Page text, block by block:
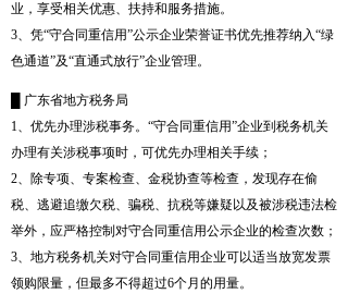
业，享受相关优惠、扶持和服务措施。
3、凭“守合同重信用”公示企业荣誉证书优先推荐纳入“绿
色通道”及“直通式放行”企业管理。
█ 广东省地方税务局
1、优先办理涉税事务。“守合同重信用”企业到税务机关
办理有关涉税事项时，可优先办理相关手续；
2、除专项、专案检查、金税协查等检查，发现存在偷
税、逃避追缴欠税、骗税、抗税等嫌疑以及被涉税违法检
举外，应严格控制对守合同重信用公示企业的检查次数；
3、地方税务机关对守合同重信用企业可以适当放宽发票
领购限量，但最多不得超过6个月的用量。